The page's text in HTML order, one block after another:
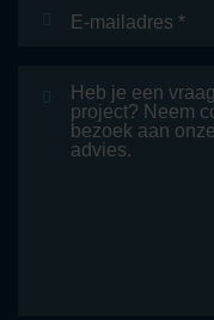
mailadres *